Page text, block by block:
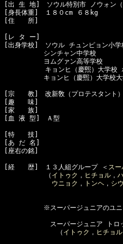
[出 生 地]　ソウル特別市 ノウォン
[身長体重]　１８０cm ６８kg
[住　　所]
[レ タ ー]
[出身学校]　ソウル チュンピョン小学
シンチャン中学校
ヨムグァン高等学校
　　　　　キョンヒ（慶煕）大学校
キョンヒ（慶煕）大学校大学
[宗　　教]　改新敎（プロテスタント）
[趣　　味]
[家　　族]
[血 液 型]　Ａ型
[特　　技]
[あ だ 名]
[座右の銘]
[経　　歴]　１３人組グループ ＜ ス
  　　　　　（
イトゥク ， ヒチョル ，
ウニョク ， トンヘ ， シ
※スーパージュニアのユニ
スーパージュニア トロット
（ イトゥク ， ヒチョル